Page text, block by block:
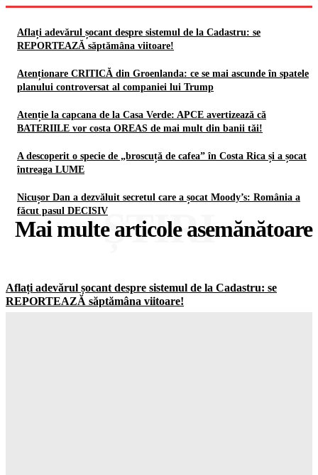
Aflați adevărul șocant despre sistemul de la Cadastru: se
REPORTEAZĂ săptămâna viitoare!
Atenționare CRITICĂ din Groenlanda: ce se mai ascunde în spatele
planului controversat al companiei lui Trump
Atenție la capcana de la Casa Verde: APCE avertizează că
BATERIILE vor costa OREAS de mai mult din banii tăi!
A descoperit o specie de „broscuță de cafea” în Costa Rica și a șocat
întreaga LUME
Nicușor Dan a dezvăluit secretul care a șocat Moody’s: România a
făcut pasul DECISIV
Mai multe articole asemănătoare
ȘTIRI
Aflați adevărul șocant despre sistemul de la Cadastru: se
REPORTEAZĂ săptămâna viitoare!